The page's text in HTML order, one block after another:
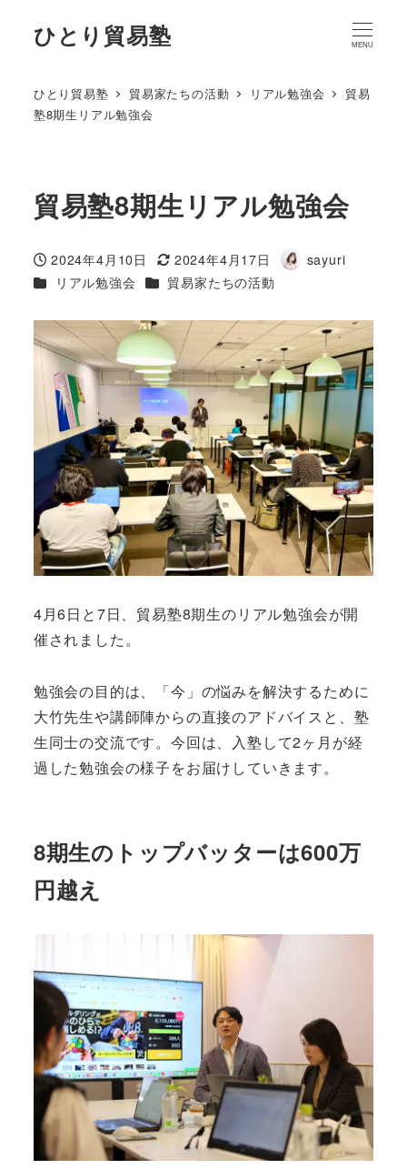
ひとり貿易塾 MENU
ひとり貿易塾 貿易家たちの活動 リアル勉強会
貿易
塾8期生リアル勉強会
貿易塾8期生リアル勉強会
投稿日
2024年4月10日
更新日
2024年4月17日
著
sayuri
カテゴリー
リアル勉強会 カテゴリー
貿易家たちの活動
4月6日と7日、貿易塾8期生のリアル勉強会が開
催されました。
勉強会の目的は、「今」の悩みを解決するために
大竹先生や講師陣からの直接のアドバイスと、塾
生同士の交流です。今回は、入塾して2ヶ月が経
過した勉強会の様子をお届けしていきます。
8期生のトップバッターは600万
円越え